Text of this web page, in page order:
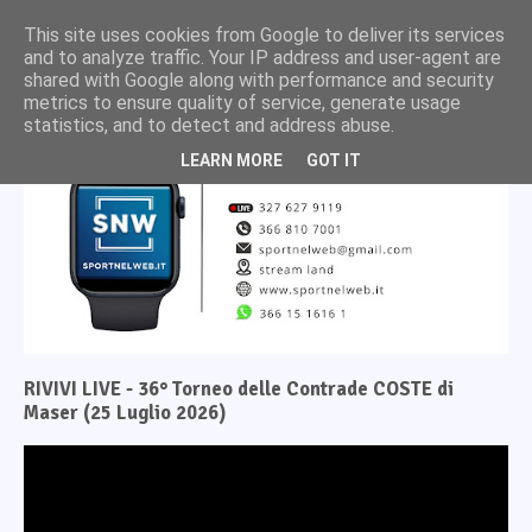
RIVIVI LIVE - 36° Torneo delle Contrade COSTE di
Maser (25 Luglio 2026)
This site uses cookies from Google to deliver its services
and to analyze traffic. Your IP address and user-agent are
shared with Google along with performance and security
metrics to ensure quality of service, generate usage
statistics, and to detect and address abuse.
LEARN MORE GOT IT